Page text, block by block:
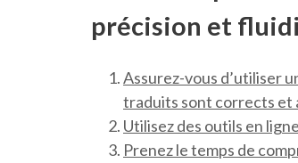
précision et
Assurez-vous d’utiliser
traduits sont corrects et
Utilisez des outils en
Prenez le temps de